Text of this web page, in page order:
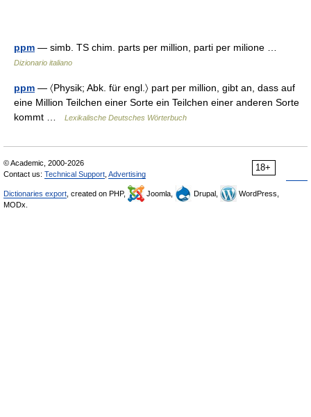
ppm — simb. TS chim. parts per million, parti per milione …
Dizionario italiano
ppm — 〈Physik; Abk. für engl.〉 part per million, gibt an, dass auf
eine Million Teilchen einer Sorte ein Teilchen einer anderen Sorte
kommt …
Lexikalische Deutsches Wörterbuch
18+
© Academic, 2000-2026
Contact us: Technical Support Advertising
Dictionaries export , created on PHP, Joomla, Drupal,
WordPress,
MODx.